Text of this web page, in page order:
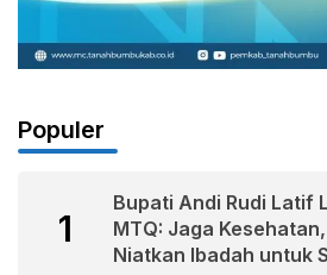
Populer
1
Bupati Andi Rudi Latif
MTQ: Jaga
Niatkan Ibadah untuk